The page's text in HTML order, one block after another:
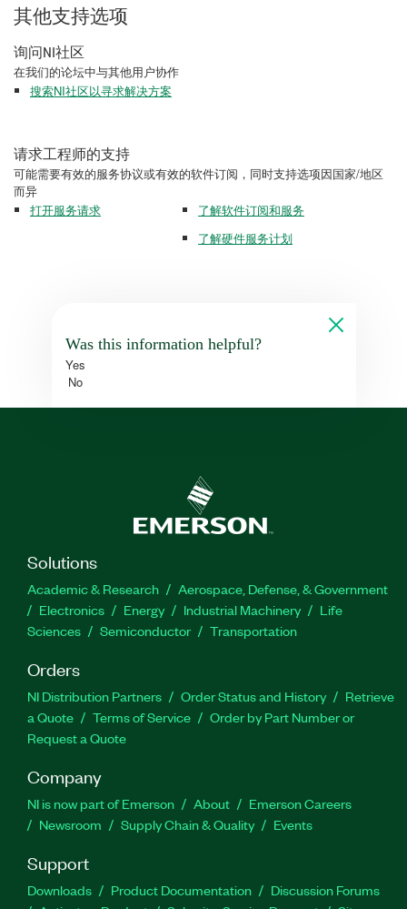
其他支持选项
询问NI社区
在我们的论坛中与其他用户协作
搜索NI社区以寻求解决方案
请求工程师的支持
可能需要有效的服务协议或有效的软件订阅，同时支持选项因国家/地区
而异
打开服务请求
了解软件订阅和服务
了解硬件服务计划
Was this information helpful?
Yes
No
Solutions
Academic & Research
Aerospace, Defense, & Government
Electronics
Energy Industrial Machinery
Life
Sciences
Semiconductor Transportation
Orders
NI Distribution Partners Order Status and History
Retrieve
a Quote
Terms of Service
Order by Part Number or
Request a Quote
Company
NI is now part of Emerson About
Emerson Careers
Newsroom
Supply Chain & Quality Events
Support
Downloads Product Documentation
Discussion Forums